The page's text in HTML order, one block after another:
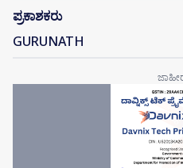
ಪ್ರಕಾಶಕರು
GURUNATH